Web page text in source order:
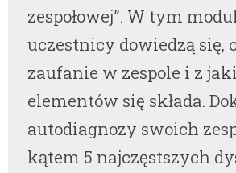
zespołowej”. W tym
uczestnicy dowiedzą się,
zaufanie w zespole i z
elementów się składa.
autodiagnozy swoich
kątem 5 najczęstszych